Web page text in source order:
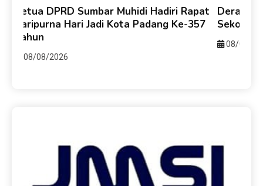
Ketua DPRD Sumbar Muhidi Hadiri Rapat
Paripurna Hari Jadi Kota Padang Ke-357
Tahun
08/08/2026
Sekolah
08/08/